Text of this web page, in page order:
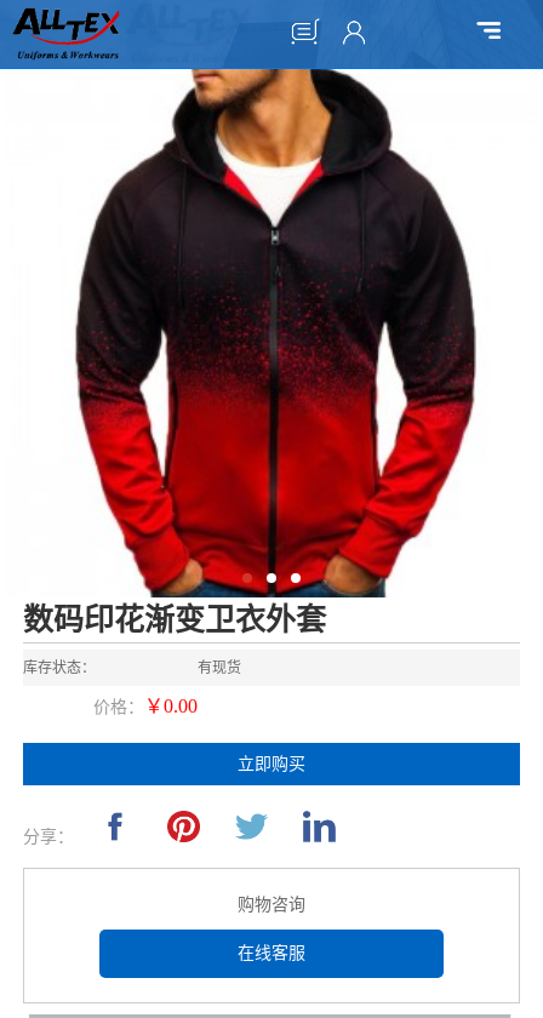
数码印花渐变卫衣外套
库存状态： 有现货
价格： ￥0.00
立即购买
分享：
购物咨询
在线客服